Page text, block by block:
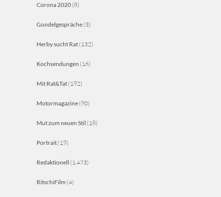
Corona 2020 (8)
Gondelgespräche (3)
Herby sucht Rat (132)
Kochsendungen (16)
Mit Rat&Tat (192)
Motormagazine (90)
Mut zum neuen Stil (18)
Portrait (19)
Redaktionell (1.473)
RitschiFilm (4)